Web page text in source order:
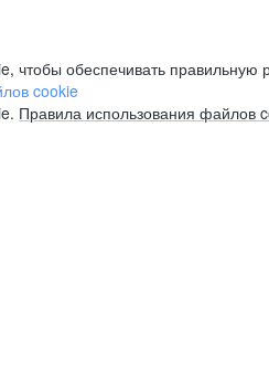
обеспечивать правильную
cookie
Правила использования файлов